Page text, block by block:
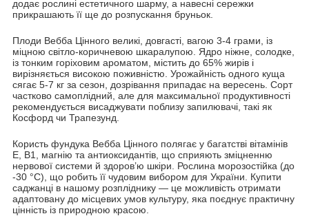
додає рослині естетичного шарму, а навесні сережки
прикрашають її ще до розпускання бруньок.
Плоди Вебба Цінного великі, довгасті, вагою 3-4 грами, із
міцною світло-коричневою шкаралупою. Ядро ніжне, солодке,
із тонким горіховим ароматом, містить до 65% жирів і
вирізняється високою поживністю. Урожайність одного куща
сягає 5-7 кг за сезон, дозрівання припадає на вересень. Сорт
частково самоплідний, але для максимальної продуктивності
рекомендується висаджувати поблизу запилювачі, такі як
Косфорд чи Трапезунд.
Користь фундука Вебба Цінного полягає у багатстві вітамінів
Е, В1, магнію та антиоксидантів, що сприяють зміцненню
нервової системи й здоров’ю шкіри. Рослина морозостійка (до
-30 °C), що робить її чудовим вибором для України. Купити
саджанці в нашому розпліднику — це можливість отримати
адаптовану до місцевих умов культуру, яка поєднує практичну
цінність із природною красою.